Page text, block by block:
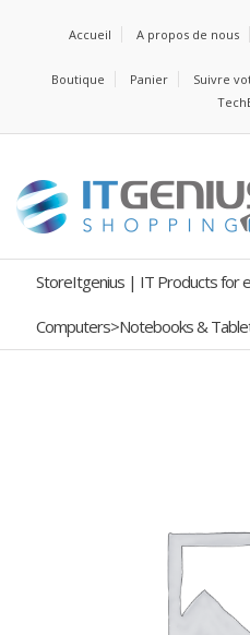
Accueil A propos de nous
Boutique Panier Suivre
StoreItgenius | IT Products for
Computers>Notebooks &